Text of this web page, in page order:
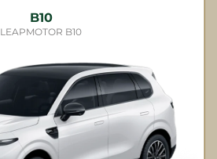
B10
LEAPMOTOR B10